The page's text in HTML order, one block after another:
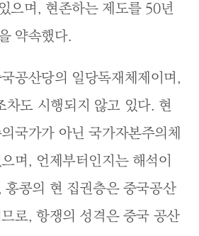
으며, 현존하는 제도를 50년
약속했다.
공산당의 일당독재체제이며,
차도 시행되지 않고 있다. 현
국가가 아닌 국가자본주의체
며, 언제부터인지는 해석이
홍콩의 현 집권층은 중국공산
로, 항쟁의 성격은 중국 공산